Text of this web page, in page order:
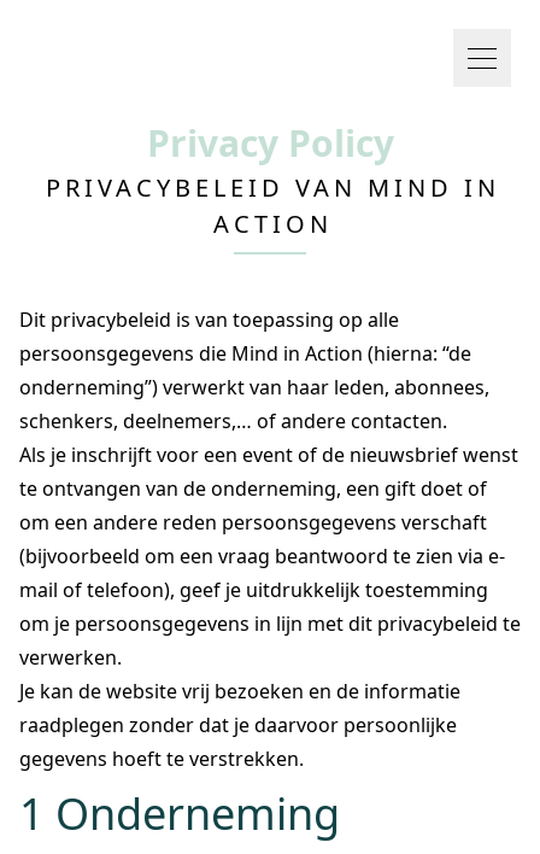
Privacy Policy
PRIVACYBELEID VAN MIND IN
ACTION
Dit privacybeleid is van toepassing op alle
persoonsgegevens die Mind in Action (hierna: “de
onderneming”) verwerkt van haar leden, abonnees,
schenkers, deelnemers,… of andere contacten.
Als je inschrijft voor een event of de nieuwsbrief wenst
te ontvangen van de onderneming, een gift doet of
om een andere reden persoonsgegevens verschaft
(bijvoorbeeld om een vraag beantwoord te zien via e-
mail of telefoon), geef je uitdrukkelijk toestemming
om je persoonsgegevens in lijn met dit privacybeleid te
verwerken.
Je kan de website vrij bezoeken en de informatie
raadplegen zonder dat je daarvoor persoonlijke
gegevens hoeft te verstrekken.
1 Onderneming